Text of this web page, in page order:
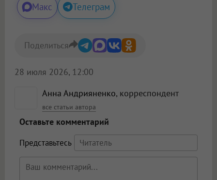
Макс Телеграм
Анна Андрияненко, корреспондент
все статьи автора
28 июля 2026, 12:00
Поделиться
Оставьте комментарий
Представьтесь